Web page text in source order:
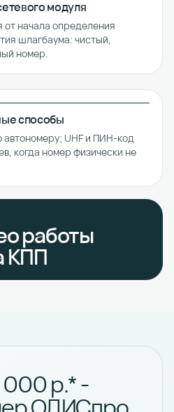
модуля
от начала определения
шлагбаума: чистый,
номер.
способы
UHF и ПИН-код
когда номер физически не
работы
КПП
000 р.* -